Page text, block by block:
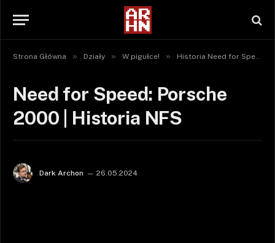
Strona Główna » Działy » W pigułce! » Historia Need for Speed
Need for Speed: Porsche
2000 | Historia NFS
Dark Archon 26.05.2024